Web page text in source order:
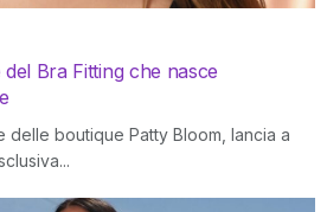
Bra Fitting che nasce
delle boutique Patty Bloom, lancia a